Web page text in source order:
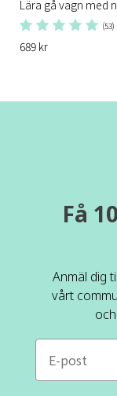
Lära gå vagn med
(53)
689 kr
Få
Anmäl dig
vårt
e-mail